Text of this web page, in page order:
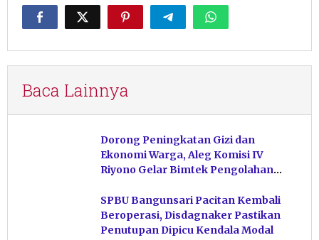
Baca Lainnya
Dorong Peningkatan Gizi dan
Ekonomi Warga, Aleg Komisi IV
Riyono Gelar Bimtek Pengolahan
SPBU Bangunsari Pacitan Kembali
Beroperasi, Disdagnaker Pastikan
Penutupan Dipicu Kendala Modal